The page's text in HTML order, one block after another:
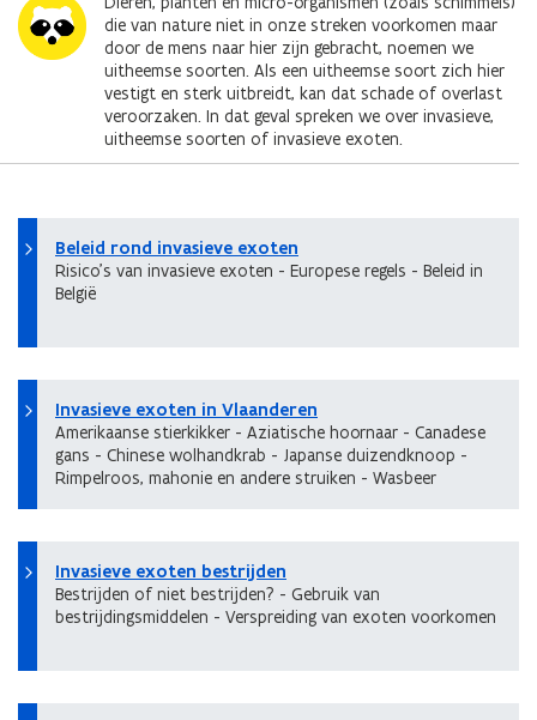
die van nature niet in onze streken voorkomen maar
door de mens naar hier zijn gebracht, noemen we
uitheemse soorten. Als een uitheemse soort zich hier
vestigt en sterk uitbreidt, kan dat schade of overlast
veroorzaken. In dat geval spreken we over invasieve,
uitheemse soorten of invasieve exoten.
Beleid rond invasieve exoten
Risico’s van invasieve exoten - Europese regels - Beleid in
België
Invasieve exoten in Vlaanderen
Amerikaanse stierkikker - Aziatische hoornaar - Canadese
gans - Chinese wolhandkrab - Japanse duizendknoop -
Rimpelroos, mahonie en andere struiken - Wasbeer
Invasieve exoten bestrijden
Bestrijden of niet bestrijden? - Gebruik van
bestrijdingsmiddelen - Verspreiding van exoten voorkomen